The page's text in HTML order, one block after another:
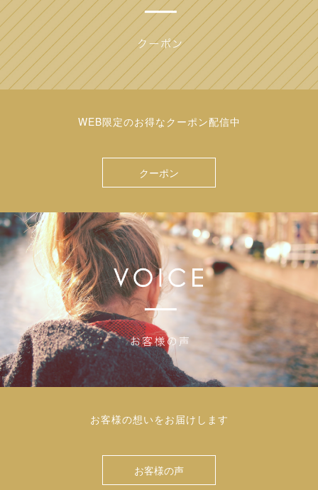
WEB限定のお得なクーポン配信中
クーポン
お客様の想いをお届けします
お客様の声